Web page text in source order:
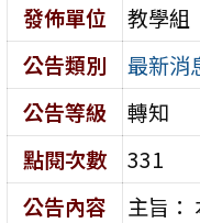
發佈單位
教學組
公告類別
最新消
公告等級
轉知
點閱次數
331
公告內容
主旨：